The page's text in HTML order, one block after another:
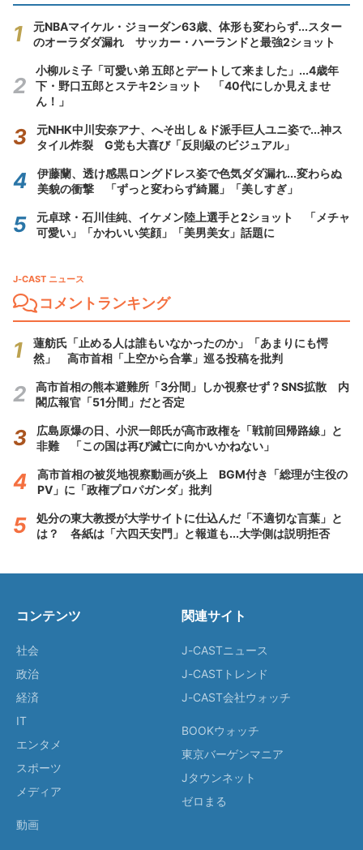
元NBAマイケル・ジョーダン63歳、体形も変わらず...スター
のオーラダダ漏れ サッカー・ハーランドと最強2ショット
小柳ルミ子「可愛い弟 五郎とデートして来ました」...4歳年
下・野口五郎とステキ2ショット 「40代にしか見えませ
ん！」
元NHK中川安奈アナ、へそ出し＆ド派手巨人ユニ姿で...神ス
タイル炸裂 G党も大喜び「反則級のビジュアル」
伊藤蘭、透け感黒ロングドレス姿で色気ダダ漏れ...変わらぬ
美貌の衝撃 「ずっと変わらず綺麗」「美しすぎ」
元卓球・石川佳純、イケメン陸上選手と2ショット 「メチャ
可愛い」「かわいい笑顔」「美男美女」話題に
J-CAST ニュース
コメントランキング
蓮舫氏「止める人は誰もいなかったのか」「あまりにも愕
然」 高市首相「上空から合掌」巡る投稿を批判
高市首相の熊本避難所「3分間」しか視察せず？SNS拡散 内
閣広報官「51分間」だと否定
広島原爆の日、小沢一郎氏が高市政権を「戦前回帰路線」と
非難 「この国は再び滅亡に向かいかねない」
高市首相の被災地視察動画が炎上 BGM付き「総理が主役の
PV」に「政権プロパガンダ」批判
処分の東大教授が大学サイトに仕込んだ「不適切な言葉」と
は？ 各紙は「六四天安門」と報道も...大学側は説明拒否
コンテンツ
社会
政治
経済
IT
エンタメ
スポーツ
メディア
動画
関連サイト
J-CASTニュース
J-CASTトレンド
J-CAST会社ウォッチ
BOOKウォッチ
東京バーゲンマニア
Jタウンネット
ゼロまる